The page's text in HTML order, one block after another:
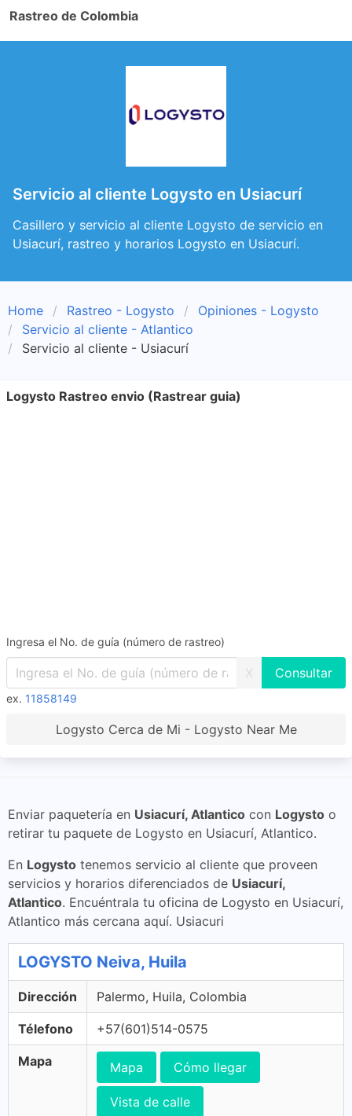
Rastreo de Colombia
Servicio al cliente Logysto en Usiacurí
Casillero y servicio al cliente Logysto de servicio en
Usiacurí, rastreo y horarios Logysto en Usiacurí.
Home Rastreo - Logysto
Opiniones - Logysto
Servicio al cliente - Atlantico
Servicio al cliente - Usiacurí
Logysto Rastreo envio (Rastrear guia)
Ingresa el No. de guía (número de rastreo)
X
ex. 11858149
Logysto Cerca de Mi - Logysto Near Me
Enviar paquetería en Usiacurí, Atlantico con Logysto o
retirar tu paquete de Logysto en Usiacurí, Atlantico.
En Logysto tenemos servicio al cliente que proveen
servicios y horarios diferenciados de Usiacurí,
Atlantico. Encuéntrala tu oficina de Logysto en Usiacurí,
Atlantico más cercana aquí. Usiacuri
LOGYSTO Neiva, Huila
Dirección Palermo, Huila, Colombia
Télefono +57(601)514-0575
Mapa Mapa Cómo llegar
Vista de calle